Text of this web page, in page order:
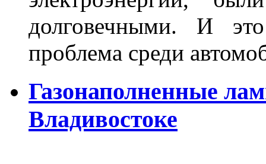
долговечными. И
проблема среди
Газонаполненные
Владивостоке